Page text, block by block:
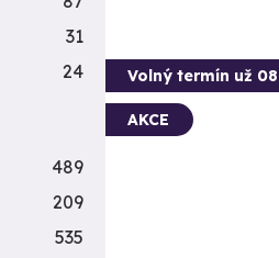
Volný termín už
AKCE
31
24
489
209
535